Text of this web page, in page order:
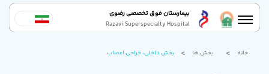
بیمارستان فوق تخصصی رضوی
Razavi Superspecialty Hospital
خانه بخش ها بخش داخلی، جراحی اعصاب